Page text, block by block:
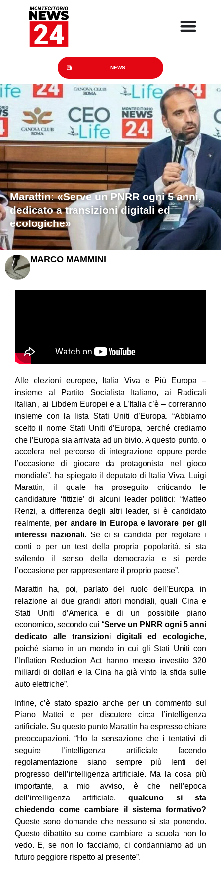
Marattin: «Serve un PNRR ogni 5 anni,
dedicato a transizioni digitali ed
ecologiche»
NEWS
MARCO MAMMINI
Alle elezioni europee, Italia Viva e Più Europa –
insieme al Partito Socialista Italiano, ai Radicali
Italiani, ai Libdem Europei e a L’Italia c’è – correranno
insieme con la lista Stati Uniti d’Europa. “Abbiamo
scelto il nome Stati Uniti d’Europa, perché crediamo
che l’Europa sia arrivata ad un bivio. A questo punto, o
accelera nel percorso di integrazione oppure perde
l’occasione di giocare da protagonista nel gioco
mondiale”, ha spiegato il deputato di Italia Viva, Luigi
Marattin, il quale ha proseguito criticando le
candidature ‘fittizie’ di alcuni leader politici: “Matteo
Renzi, a differenza degli altri leader, si è candidato
realmente, per andare in Europa e lavorare per gli
interessi nazionali . Se ci si candida per regolare i
conti o per un test della propria popolarità, si sta
svilendo il senso della democrazia e si perde
l’occasione per rappresentare il proprio paese”.
Marattin ha, poi, parlato del ruolo dell’Europa in
relazione ai due grandi attori mondiali, quali Cina e
Stati Uniti d’America e di un possibile piano
economico, secondo cui “Serve un PNRR ogni 5 anni
dedicato alle transizioni digitali ed ecologiche,
poiché siamo in un mondo in cui gli Stati Uniti con
l’Inflation Reduction Act hanno messo investito 320
miliardi di dollari e la Cina ha già vinto la sfida sulle
auto elettriche”.
Infine, c’è stato spazio anche per un commento sul
Piano Mattei e per discutere circa l’intelligenza
artificiale. Su questo punto Marattin ha espresso chiare
preoccupazioni. “Ho la sensazione che i tentativi di
seguire l’intelligenza artificiale facendo
regolamentazione siano sempre più lenti del
progresso dell’intelligenza artificiale. Ma la cosa più
importante, a mio avviso, è che nell’epoca
dell’intelligenza artificiale, qualcuno si sta
chiedendo come cambiare il sistema formativo?
Queste sono domande che nessuno si sta ponendo.
Questo dibattito su come cambiare la scuola non lo
vedo. E, se non lo facciamo, ci condanniamo ad un
futuro peggiore rispetto al presente”.